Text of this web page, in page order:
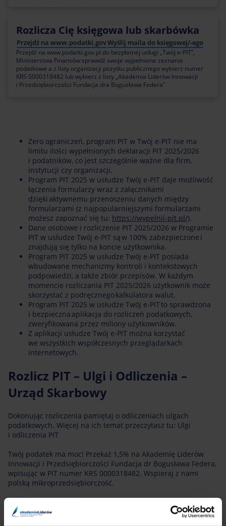
Rozlicza Cię księgowa lub skarbówka
Przejdź na www.podatki.govWyślij maila do księgowej/-ego
Przejdź na www.podatki.gov.pl do bezpłatnej usługi „Twój e-PIT”,
Ministerstwa Finansów sprawdź swoje wypełnione zeznanie
podatkowe a z listy organizacji pożytku publicznego wybierz numer
KRS 0000318482 lub wybierz z listy „Akademia Liderów Innowacji
i Przedsiębiorczości Fundacja dra Bogusława Federa”
Zero ograniczeń, program PIT w Twój e-PIT nie ma
limitu ilości wypełnionych deklaracji PIT 2025/2026
i podatników, co jest szczególnie ważne dla firm,
instytucji czy organizacji.
Program PIT 2025 w usłudze Twój e-PIT daje możliwość
łączenia formularzy wraz z załącznikami
dzięki aktywnemu przenoszeniu danych między
formularzami (z najpopularniejszymi formularzami
możesz zapoznać się tu: https://wypelnij-pit.pl/).
Dane osobowe i rozliczenie PIT 2025/2026 w Programie
PIT w usłudze Twój e-PIT są w 100% zabezpieczone i
znajdują się tylko na koncie użytkownika.
Program PIT 2025 w usłudze Twój e-PIT posiada
wbudowane mechanizmy kontroli i kontekstowych
podpowiedzi, a także zbiór przepisów. W każdym
momencie rozliczania PIT 2025/2026 użytkownik może
skorzystać z podręcznego kalkulatora walut.
Program PIT 2025 w usłudze Twój e-PIT to sprawdzona
i bezpieczna aplikacja do rozliczeń podatkowych,
zweryfikowana przez miliony użytkowników.
Z aplikacji usłudze Twój e-PIT można korzystać
we wszystkich współczesnych przeglądarkach
internetowych.
Rozlicz PIT – Ulgi i Odliczenia –
Urząd Skarbowy
Dokonując rozliczenia pamiętaj o odliczeniach ulgach
podatkowych. Więcej na ich temat przeczytasz tu: Ulgi
i odliczenia PIT
Twój podatek ma moc! Przekaż 1,5% na Akademię Liderów
Innowacji i Przedsiębiorczości Fundacja dr Bogusława Federa,
wpisując w PIT numer KRS 0000318482. Wspieraj z nami
polską mikroprzedsiębiorczość.
Podstawa prawna: